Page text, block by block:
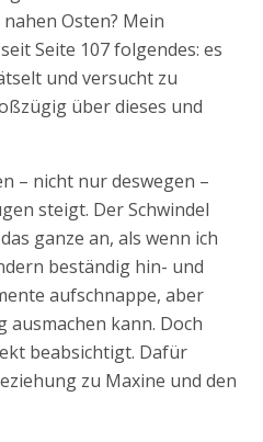
Osten? Mein
Seite 107 folgendes: es
und versucht zu
über dieses und
– nicht nur deswegen –
steigt. Der Schwindel
ganze an, als wenn ich
beständig hin- und
aufschnappe, aber
ausmachen kann. Doch
beabsichtigt. Dafür
zu Maxine und den